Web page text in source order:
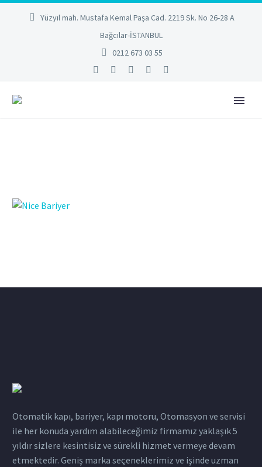
Yüzyıl mah. Mustafa Kemal Paşa Cad. 2219 Sk. No 26-28 A
Bağcılar-İSTANBUL
0212 673 03 55
Otomatik kapı, bariyer, kapı motoru, Otomasyon ve servisi
ile her konuda yardım alabileceğimiz firmamız yaklaşık 5
yıldır sizlere kesintisiz ve sürekli hizmet vermeye devam
etmektedir. Geniş marka seçeneklerimiz ve işinde uzman